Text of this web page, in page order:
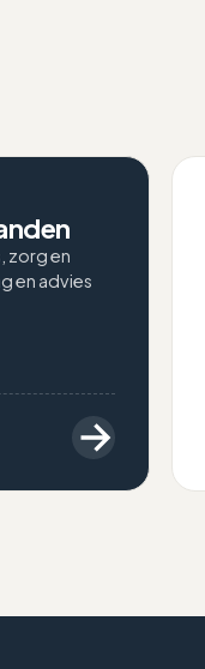
zorg en
en advies